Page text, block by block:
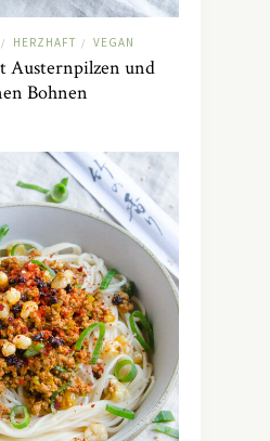
/ HERZHAFT / VEGAN
Austernpilzen und
Bohnen